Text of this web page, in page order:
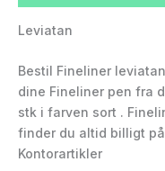
Leviatan
Bestil Fineliner
dine Fineliner pen fra
stk i farven sort .
finder du altid billigt
Kontorartikler